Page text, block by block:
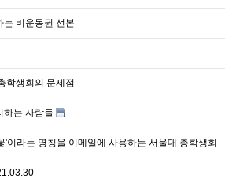
는 비운동권 선본
학생회의 문제점
하는 사람들
'이라는 명칭을 이메일에 사용하는 서울대 총학생회